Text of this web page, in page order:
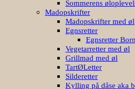
Sommerens
Madopskrifter
Madopskrifter med øl
Egnsretter
Egnsretter
Vegetarretter med øl
Grillmad med øl
TartØLetter
Silderetter
Kylling på dåse aka